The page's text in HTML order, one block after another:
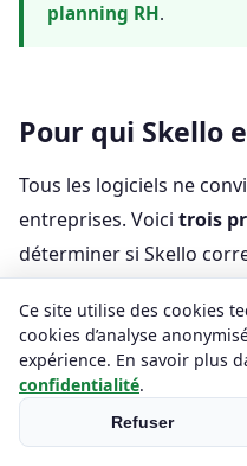
planning RH.
Pour qui Skello
Tous les logiciels ne
entreprises. Voici trois
déterminer si Skello
Skello est
Tu pilotes un ou
magasins, salons
Tes équipes ont des
Ce site utilise des cookies
cookies d’analyse
expérience. En savoir plus
confidentialité.
Refuser